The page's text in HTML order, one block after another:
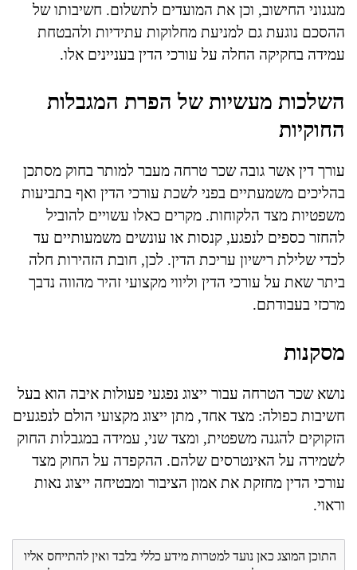
מנגנוני החישוב, וכן את המועדים לתשלום. חשיבותו של
ההסכם נוגעת גם למניעת מחלוקות עתידיות ולהבטחת
עמידה בחקיקה החלה על עורכי הדין בעניינים אלו.
השלכות מעשיות של הפרת המגבלות
החוקיות
עורך דין אשר גובה שכר טרחה מעבר למותר בחוק מסתכן
בהליכים משמעתיים בפני לשכת עורכי הדין ואף בתביעות
משפטיות מצד הלקוחות. מקרים כאלו עשויים להוביל
להחזר כספים לנפגע, קנסות או עונשים משמעותיים עד
לכדי שלילת רישיון עריכת הדין. לכן, חובת הזהירות חלה
ביתר שאת על עורכי הדין וליווי מקצועי זהיר מהווה נדבך
מרכזי בעבודתם.
מסקנות
נושא שכר הטרחה עבור ייצוג נפגעי פעולות איבה הוא בעל
חשיבות כפולה: מצד אחד, מתן ייצוג מקצועי הולם לנפגעים
הזקוקים להגנה משפטית, ומצד שני, עמידה במגבלות החוק
לשמירה על האינטרסים שלהם. ההקפדה על החוק מצד
עורכי הדין מחזקת את אמון הציבור ומבטיחה ייצוג נאות
וראוי.
התוכן המוצג כאן נועד למטרות מידע כללי בלבד ואין להתייחס אליו